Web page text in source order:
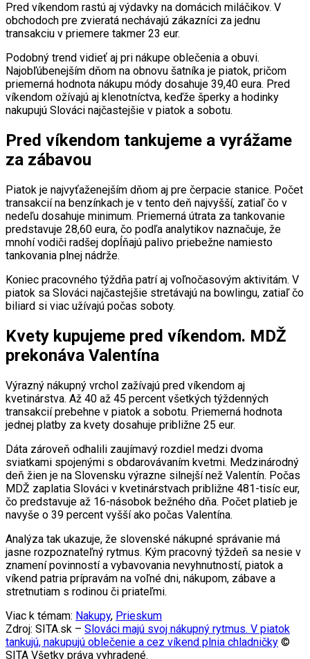
Pred víkendom rastú aj výdavky na domácich miláčikov. V
obchodoch pre zvieratá nechávajú zákazníci za jednu
transakciu v priemere takmer 23 eur.
Podobný trend vidieť aj pri nákupe oblečenia a obuvi.
Najobľúbenejším dňom na obnovu šatníka je piatok, pričom
priemerná hodnota nákupu módy dosahuje 39,40 eura. Pred
víkendom ožívajú aj klenotníctva, keďže šperky a hodinky
nakupujú Slováci najčastejšie v piatok a sobotu.
Pred víkendom tankujeme a vyrážame
za zábavou
Piatok je najvyťaženejším dňom aj pre čerpacie stanice. Počet
transakcií na benzínkach je v tento deň najvyšší, zatiaľ čo v
nedeľu dosahuje minimum. Priemerná útrata za tankovanie
predstavuje 28,60 eura, čo podľa analytikov naznačuje, že
mnohí vodiči radšej dopĺňajú palivo priebežne namiesto
tankovania plnej nádrže.
Koniec pracovného týždňa patrí aj voľnočasovým aktivitám. V
piatok sa Slováci najčastejšie stretávajú na bowlingu, zatiaľ čo
biliard si viac užívajú počas soboty.
Kvety kupujeme pred víkendom. MDŽ
prekonáva Valentína
Výrazný nákupný vrchol zažívajú pred víkendom aj
kvetinárstva. Až 40 až 45 percent všetkých týždenných
transakcií prebehne v piatok a sobotu. Priemerná hodnota
jednej platby za kvety dosahuje približne 25 eur.
Dáta zároveň odhalili zaujímavý rozdiel medzi dvoma
sviatkami spojenými s obdarovávaním kvetmi. Medzinárodný
deň žien je na Slovensku výrazne silnejší než Valentín. Počas
MDŽ zaplatia Slováci v kvetinárstvach približne 481-tisíc eur,
čo predstavuje až 16-násobok bežného dňa. Počet platieb je
navyše o 39 percent vyšší ako počas Valentína.
Analýza tak ukazuje, že slovenské nákupné správanie má
jasne rozpoznateľný rytmus. Kým pracovný týždeň sa nesie v
znamení povinností a vybavovania nevyhnutností, piatok a
víkend patria prípravám na voľné dni, nákupom, zábave a
stretnutiam s rodinou či priateľmi.
Viac k témam: Nakupy, Prieskum
Zdroj: SITA.sk – Slováci majú svoj nákupný rytmus. V piatok
tankujú, nakupujú oblečenie a cez víkend plnia chladničky ©
SITA Všetky práva vyhradené.